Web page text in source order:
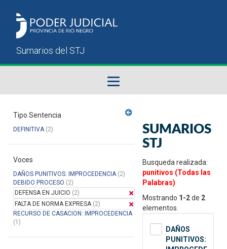
Sumarios del STJ
Manual del Usuario
Tipo Sentencia
DEFINITIVA(2)
Voces
DAÑOS PUNITIVOS: IMPROCEDENCIA(2)
DEBIDO PROCESO (2)
DEFENSA EN JUICIO (2)
FALTA DE NORMA EXPRESA(2)
RECURSO DE CASACION: IMPROCEDENCIA
(1)
SUMARIOS
STJ
Busqueda realizada:
punitivos (Todas las
Palabras)
Mostrando 1-2de 2
elementos.
DAÑOS
PUNITIVOS: